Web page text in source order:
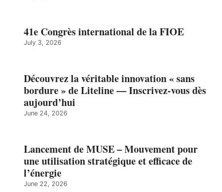
41e Congrès international de la FIOE
July 3, 2026
Découvrez la véritable innovation « sans
bordure » de Liteline — Inscrivez-vous dès
aujourd’hui
June 24, 2026
Lancement de MUSE – Mouvement pour
une utilisation stratégique et efficace de
l’énergie
June 22, 2026